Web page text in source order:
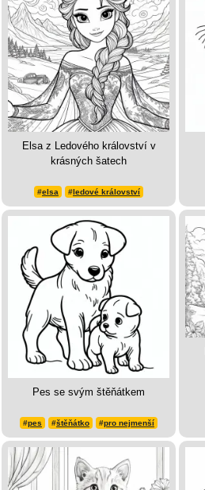
Elsa z Ledového království v
krásných šatech
#elsa #ledové království
Pes se svým štěňátkem
#pes #štěňátko #pro nejmenší